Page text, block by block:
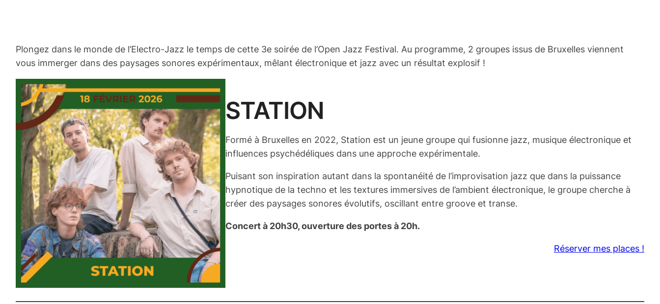
Plongez dans le monde de l’Electro-Jazz le temps de cette 3e soirée de l’Open Jazz Festival. Au programme, 2 groupes issus de Bruxelles viennent
vous immerger dans des paysages sonores expérimentaux, mêlant électronique et jazz avec un résultat explosif !
STATION
Formé à Bruxelles en 2022, Station est un jeune groupe qui fusionne jazz, musique électronique et
influences psychédéliques dans une approche expérimentale.
Puisant son inspiration autant dans la spontanéité de l’improvisation jazz que dans la puissance
hypnotique de la techno et les textures immersives de l’ambient électronique, le groupe cherche à
créer des paysages sonores évolutifs, oscillant entre groove et transe.
Concert à 20h30, ouverture des portes à 20h.
Réserver mes places !